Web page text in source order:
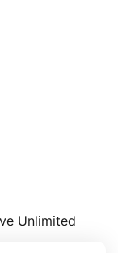
Unlimited